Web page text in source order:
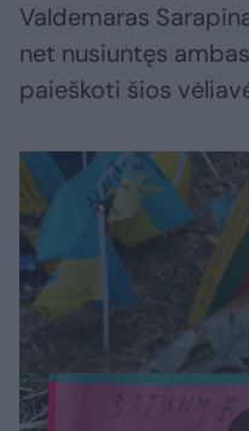
Valdemaras
net nusiuntęs
paieškoti šios